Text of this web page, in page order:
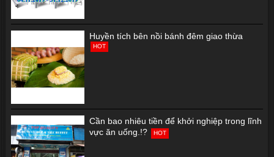
Huyền tích bên nồi bánh đêm giao thừa
HOT
Cần bao nhiêu tiền để khởi nghiệp trong lĩnh
vực ăn uống.!?
HOT